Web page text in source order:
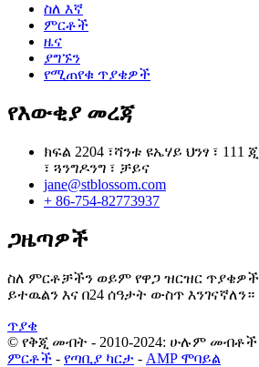
ስለ እኛ
ምርቶች
ዜና
ያግኙን
የሚጠየቁ ጥያቄዎች
የእውቂያ መረጃ
ክፍል 2204 ፣ሻንቱ ዩኤሃይ ህንፃ ፣
፣ ጓንግዶንግ ፣ ቻይና
jane@stblossom.com
+ 86-754-82773937
ጋዜጣዎች
ስለ ምርቶቻችን ወይም የዋጋ ዝርዝር
ይተዉልን እና በ24 ሰዓታት ውስጥ እንገናኛለን።
ጥያቄ
© የቅጂ መብት - 2010-2024: ሁሉም
ምርቶች - የጣቢያ ካርታ - AMP ሞባይል